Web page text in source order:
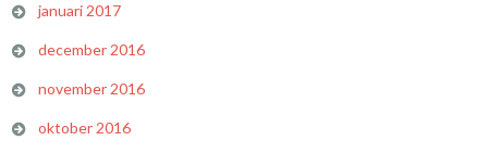
januari 2017
december 2016
november 2016
oktober 2016